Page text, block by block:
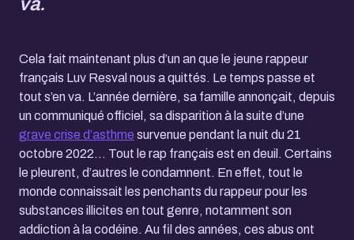
Cela fait maintenant plus d’un an que le jeune rappeur
français Luv Resval nous a quittés. Le temps passe et
tout s’en va. L’année dernière, sa famille annonçait, depuis
un communiqué officiel, sa disparition à la suite d’une
grave crise d’asthme survenue pendant la nuit du 21
octobre 2022… Tout le rap français est en deuil. Certains
le pleurent, d’autres le condamnent. En effet, tout le
monde connaissait les penchants du rappeur pour les
substances illicites en tout genre, notamment son
addiction à la codéine. Au fil des années, ces abus ont